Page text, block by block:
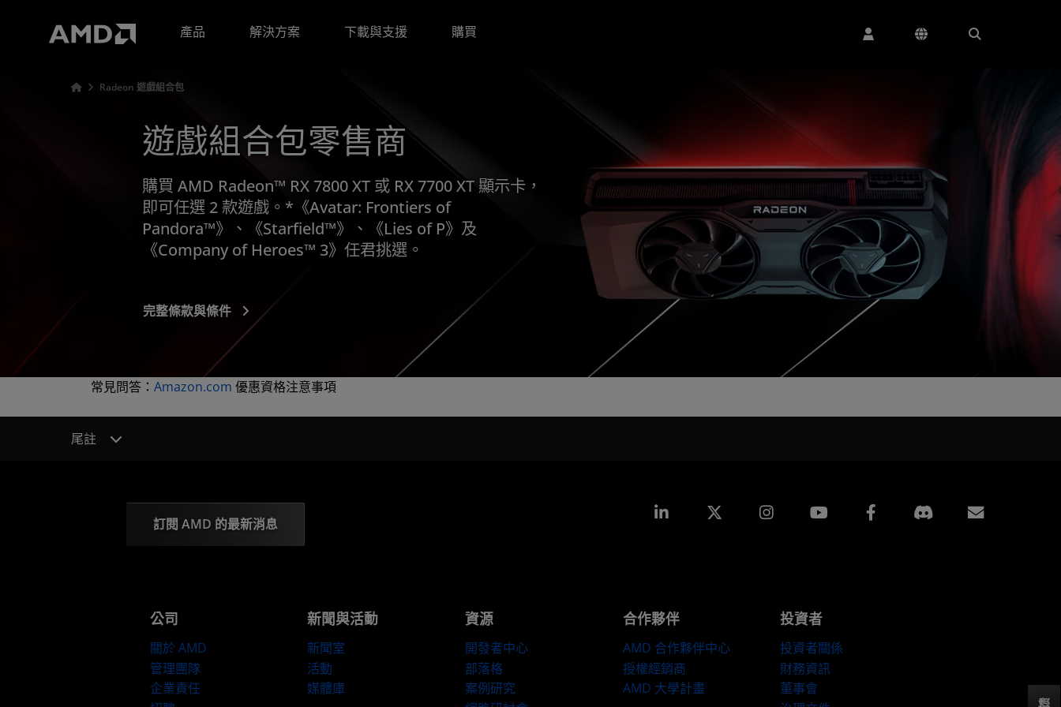
產品
解決方案 下載與支援 購買
Radeon 遊戲組合包
遊戲組合包零售商
購買 AMD Radeon™ RX 7800 XT 或 RX 7700 XT 顯示卡，
即可任選 2 款遊戲。*《Avatar: Frontiers of
Pandora™》、《Starfield™》、《Lies of P》及
《Company of Heroes™ 3》任君挑選。
完整條款與條件
常見問答： Amazon.com 優惠資格注意事項
尾註
訂閱 AMD 的最新消息
Linkedin Instagram Facebook
公司
關於 AMD
管理團隊
企業責任
新聞與活動
新聞室
活動
媒體庫
資源
開發者中心
部落格
案例研究
合作夥伴
AMD 合作夥伴中心
授權經銷商
AMD 大學計畫
投資者
投資者關係
財務資訊
董事會